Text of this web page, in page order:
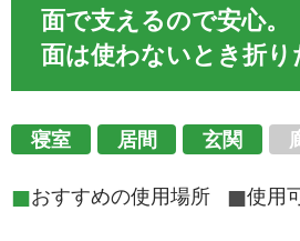
面で支えるので安心。
面は使わないとき折り
寝室 居間 玄関
■おすすめの使用場所 ■使用